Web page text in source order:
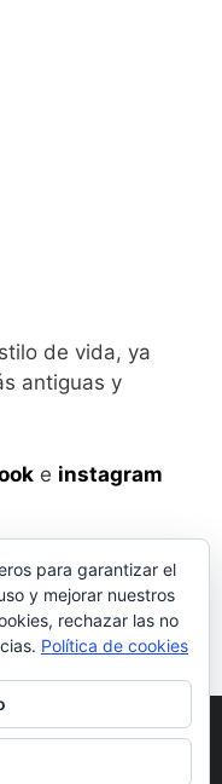
de vida, ya
antiguas y
e instagram
Privacidad
para garantizar el
y mejorar nuestros
rechazar las no
Política de cookies